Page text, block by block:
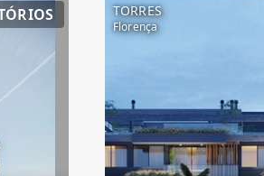
TORRES
Florença